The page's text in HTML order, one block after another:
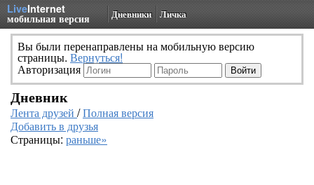
LiveInternet
мобильная версия Дневники Личка
Вы были перенаправлены на мобильную версию
страницы. Вернуться!
Авторизация
Дневник
Лента друзей /Полная версия
Добавить в друзья
Страницы: раньше»